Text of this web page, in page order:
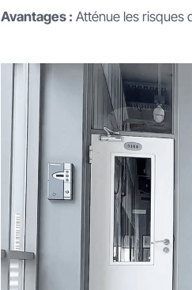
Avantages : Atténue les risques